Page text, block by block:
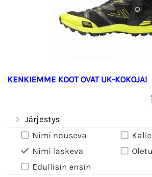
KENKIEMME KOOT OVAT UK-KOKOJA!
Järjestys
Nimi nouseva
Nimi laskeva
Edullisin ensin